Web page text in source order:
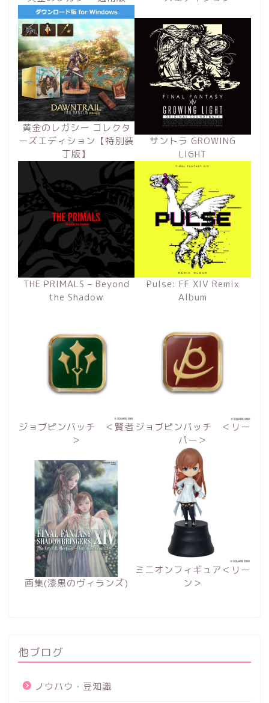
黄金のレガシー コレクタ
ーズエディション【特別装
丁版】
サントラ GROWING
LIGHT
THE PRIMALS – Beyond
the Shadow
Pulse: FF XIV Remix
Album
ジョブピンバッチ ＜賢者
＞
ジョブピンバッチ ＜リー
パー＞
画集(漆黒のヴィランズ)
ミニオンフィギュア＜リー
ン＞
他ブログ
ノウハウ・豆知識